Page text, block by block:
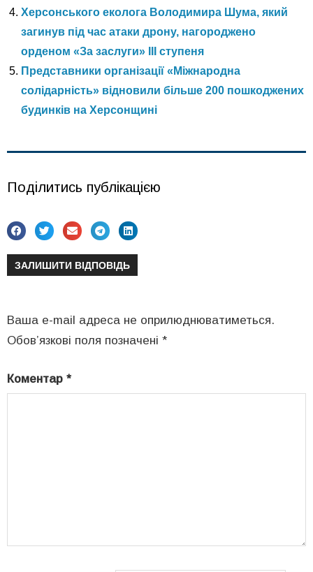
Херсонського еколога Володимира Шума, який
загинув під час атаки дрону, нагороджено
орденом «За заслуги» ІІІ ступеня
Представники організації «Міжнародна
солідарність» відновили більше 200 пошкоджених
будинків на Херсонщині
Поділитись публікацією
ЗАЛИШИТИ ВІДПОВІДЬ
Ваша e-mail адреса не оприлюднюватиметься.
Обов’язкові поля позначені *
Коментар *